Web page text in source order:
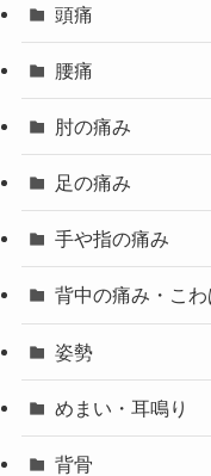
頭痛
腰痛
肘の痛み
足の痛み
手や指の痛み
背中の痛み・こわ
姿勢
めまい・耳鳴り
背骨